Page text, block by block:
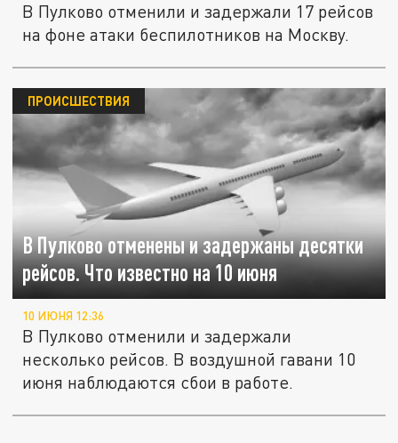
В Пулково отменили и задержали 17 рейсов
на фоне атаки беспилотников на Москву.
В Пулково отменены и задержаны десятки
рейсов. Что известно на 10 июня
ПРОИСШЕСТВИЯ
10 ИЮНЯ 12:36
В Пулково отменили и задержали
несколько рейсов. В воздушной гавани 10
июня наблюдаются сбои в работе.